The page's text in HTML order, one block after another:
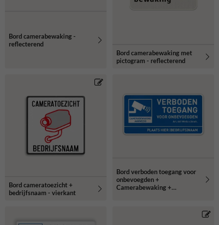
Bord camerabewaking -
reflecterend
Bord camerabewaking met
pictogram - reflecterend
Bord cameratoezicht +
bedrijfsnaam - vierkant
Bord verboden toegang voor
onbevoegden +
Camerabewaking +